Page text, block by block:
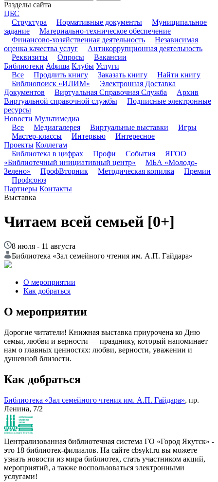
Разделы сайта
ЦБС
Структура
Нормативные документы
Муниципальное
задание
Материально-техническое обеспечение
Финансово-хозяйственная деятельность
Независимая
оценка качества услуг
Антикоррупционная деятельность
Реквизиты
Опросы
Вакансии
Библиотеки Афиша Клубы Услуги
Все
Продлить книгу Заказать книгу
Найти книгу
Библиопоиск «ИЛИМ»
Электронная Доставка
Документов
Виртуальная Справочная Служба
Архив
Виртуальной справочной службы
Подписные электронные
ресурсы
Новости Мультимедиа
Все
Медиагалерея Виртуальные выставки
Игры
Мастер-классы
Интервью
Интересное
Проекты Коллегам
Библиотека в цифрах
Профи События
ЯГОО
«Библиотечный инициативный центр»
МБА «Молодо-
Зелено»
ПрофВторник Методическая копилка
Премии
Профсоюз
Партнеры Контакты
Выставка
Читаем всей семьей [0+]
8 июля - 11 августа
Библиотека «Зал семейного чтения им. А.П. Гайдара»
О мероприятии
Как добраться
О мероприятии
Дорогие читатели! Книжная выставка приурочена ко Дню
семьи, любви и верности — празднику, который напоминает
нам о главных ценностях: любви, верности, уважении и
душевной близости.
Как добраться
Библиотека «Зал семейного чтения им. А.П. Гайдара», пр.
Ленина, 7/2
Централизованная библиотечная система ГО «Город Якутск» -
это 18 библиотек-филиалов. На сайте cbsykt.ru вы можете
узнать новости из мира библиотек, стать участником акций,
мероприятий, а также воспользоваться электронными
услугами!